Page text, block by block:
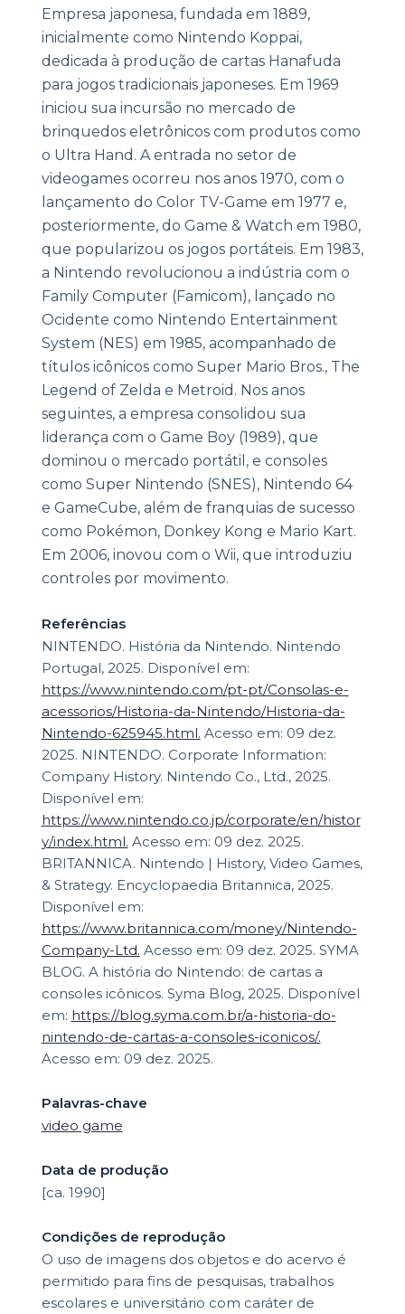
Empresa japonesa, fundada em 1889,
inicialmente como Nintendo Koppai,
dedicada à produção de cartas Hanafuda
para jogos tradicionais japoneses. Em 1969
iniciou sua incursão no mercado de
brinquedos eletrônicos com produtos como
o Ultra Hand. A entrada no setor de
videogames ocorreu nos anos 1970, com o
lançamento do Color TV-Game em 1977 e,
posteriormente, do Game & Watch em 1980,
que popularizou os jogos portáteis. Em 1983,
a Nintendo revolucionou a indústria com o
Family Computer (Famicom), lançado no
Ocidente como Nintendo Entertainment
System (NES) em 1985, acompanhado de
títulos icônicos como Super Mario Bros., The
Legend of Zelda e Metroid. Nos anos
seguintes, a empresa consolidou sua
liderança com o Game Boy (1989), que
dominou o mercado portátil, e consoles
como Super Nintendo (SNES), Nintendo 64
e GameCube, além de franquias de sucesso
como Pokémon, Donkey Kong e Mario Kart.
Em 2006, inovou com o Wii, que introduziu
controles por movimento.
Referências
NINTENDO. História da Nintendo. Nintendo
Portugal, 2025. Disponível em:
https://www.nintendo.com/pt-pt/Consolas-e-
acessorios/Historia-da-Nintendo/Historia-da-
Nintendo-625945.html. Acesso em: 09 dez.
2025. NINTENDO. Corporate Information:
Company History. Nintendo Co., Ltd., 2025.
Disponível em:
https://www.nintendo.co.jp/corporate/en/histor
y/index.html. Acesso em: 09 dez. 2025.
BRITANNICA. Nintendo | History, Video Games,
& Strategy. Encyclopaedia Britannica, 2025.
Disponível em:
https://www.britannica.com/money/Nintendo-
Company-Ltd. Acesso em: 09 dez. 2025. SYMA
BLOG. A história do Nintendo: de cartas a
consoles icônicos. Syma Blog, 2025. Disponível
em: https://blog.syma.com.br/a-historia-do-
nintendo-de-cartas-a-consoles-iconicos/.
Acesso em: 09 dez. 2025.
Palavras-chave
video game
Data de produção
[ca. 1990]
Condições de reprodução
O uso de imagens dos objetos e do acervo é
permitido para fins de pesquisas, trabalhos
escolares e universitário com caráter de